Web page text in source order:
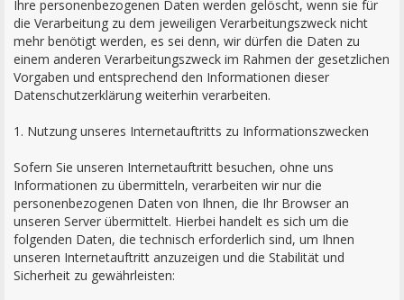
Ihre personenbezogenen Daten werden gelöscht, wenn sie für
die Verarbeitung zu dem jeweiligen Verarbeitungszweck nicht
mehr benötigt werden, es sei denn, wir dürfen die Daten zu
einem anderen Verarbeitungszweck im Rahmen der gesetzlichen
Vorgaben und entsprechend den Informationen dieser
Datenschutzerklärung weiterhin verarbeiten.
1. Nutzung unseres Internetauftritts zu Informationszwecken
Sofern Sie unseren Internetauftritt besuchen, ohne uns
Informationen zu übermitteln, verarbeiten wir nur die
personenbezogenen Daten von Ihnen, die Ihr Browser an
unseren Server übermittelt. Hierbei handelt es sich um die
folgenden Daten, die technisch erforderlich sind, um Ihnen
unseren Internetauftritt anzuzeigen und die Stabilität und
Sicherheit zu gewährleisten: